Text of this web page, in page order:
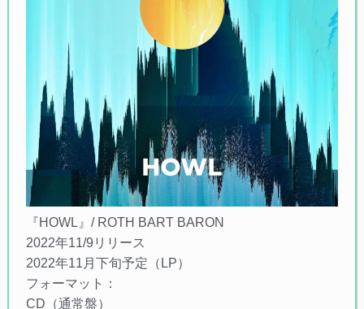
『HOWL』/ ROTH BART BARON
2022年11/9リリース
2022年11月下旬予定（LP）
フォーマット：
CD（通常盤）